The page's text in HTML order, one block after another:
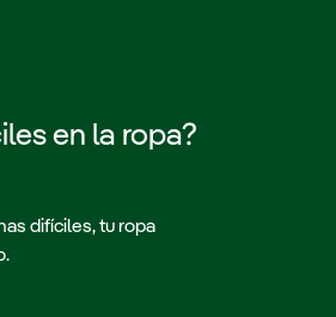
en la ropa?
difíciles, tu ropa